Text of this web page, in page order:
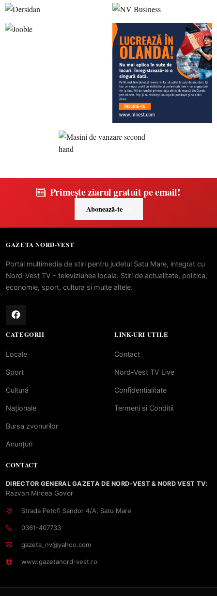
Primește ziarul gratuit pe email!
Abonează-te
GAZETA NORD-VEST
Portal multimedia de stiri pentru judetul Satu Mare, integrat cu
Nord-Vest TV - televiziunea locala. Stiri de actualitate, politica,
economie, sport, cultura si multe altele.
CATEGORII
Locale
Sport
Cultură
Naționale
Bursa zvonurilor
Anunțuri
LINK-URI UTILE
Contact
Nord-Vest TV Live
Confidentialitate
Termeni si Conditii
CONTACT
DIRECTOR GENERAL GAZETA DE NORD-VEST & NORD VEST TV:
Razvan Mircea Govor
Strada Petofi Sandor 4/A, Satu Mare
0361-407733
gazeta_nv@yahoo.com
www.gazetanord-vest.ro